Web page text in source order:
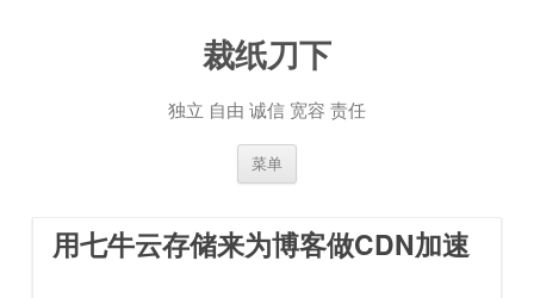
裁纸刀下
独立 自由 诚信 宽容 责任
菜单
用七牛云存储来为博客做CDN加速